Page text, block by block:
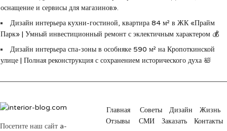
оснащение и сервисы для магазинов».
Дизайн интерьера кухни-гостиной, квартира 84 м² в ЖК «Прайм
Парк» | Умный инвестиционный ремонт с эклектичным характером 💰
Дизайн интерьера спа-зоны в особняке 590 м² на Кропоткинской
улице | Полная реконструкция с сохранением исторического духа 🛀
Посетите наш сайт a-
Главная Советы Дизайн
Жизнь
Отзывы
СМИ Заказать Контакты